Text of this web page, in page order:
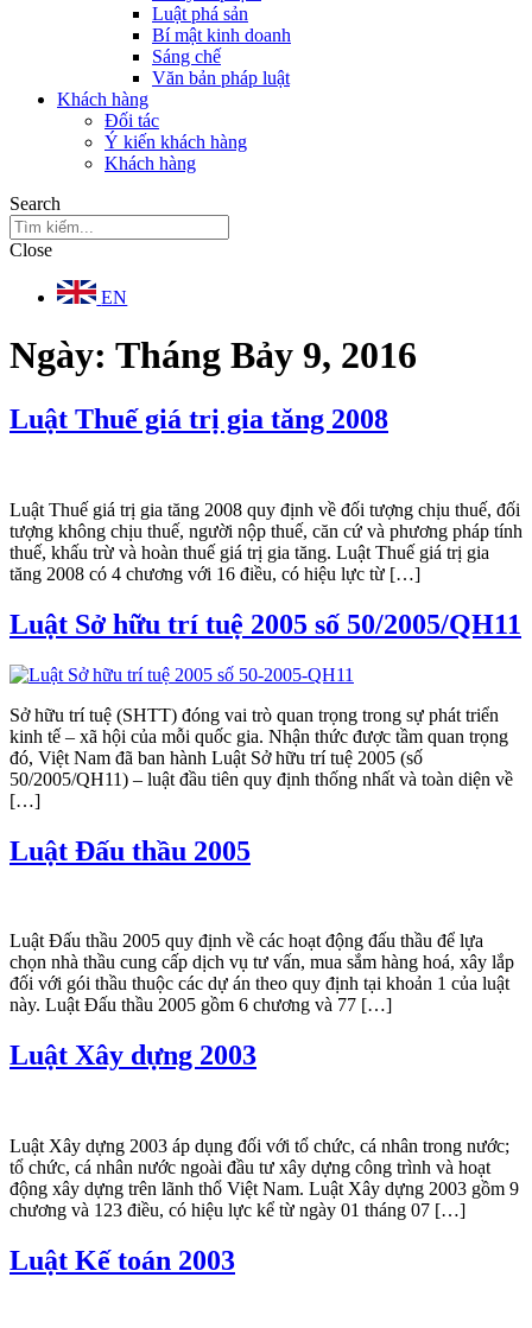
Luật phá sản
Bí mật kinh doanh
Sáng chế
Văn bản pháp luật
Khách hàng
Đối tác
Ý kiến khách hàng
Khách hàng
Search
Close
EN
Ngày: Tháng Bảy 9, 2016
Luật Thuế giá trị gia tăng 2008
Luật Thuế giá trị gia tăng 2008 quy định về đối tượng chịu thuế, đối
tượng không chịu thuế, người nộp thuế, căn cứ và phương pháp tính
thuế, khấu trừ và hoàn thuế giá trị gia tăng. Luật Thuế giá trị gia
tăng 2008 có 4 chương với 16 điều, có hiệu lực từ […]
Luật Sở hữu trí tuệ 2005 số 50/2005/QH11
Sở hữu trí tuệ (SHTT) đóng vai trò quan trọng trong sự phát triển
kinh tế – xã hội của mỗi quốc gia. Nhận thức được tầm quan trọng
đó, Việt Nam đã ban hành Luật Sở hữu trí tuệ 2005 (số
50/2005/QH11) – luật đầu tiên quy định thống nhất và toàn diện về
[…]
Luật Đấu thầu 2005
Luật Đấu thầu 2005 quy định về các hoạt động đấu thầu để lựa
chọn nhà thầu cung cấp dịch vụ tư vấn, mua sắm hàng hoá, xây lắp
đối với gói thầu thuộc các dự án theo quy định tại khoản 1 của luật
này. Luật Đấu thầu 2005 gồm 6 chương và 77 […]
Luật Xây dựng 2003
Luật Xây dựng 2003 áp dụng đối với tổ chức, cá nhân trong nước;
tổ chức, cá nhân nước ngoài đầu tư xây dựng công trình và hoạt
động xây dựng trên lãnh thổ Việt Nam. Luật Xây dựng 2003 gồm 9
chương và 123 điều, có hiệu lực kể từ ngày 01 tháng 07 […]
Luật Kế toán 2003